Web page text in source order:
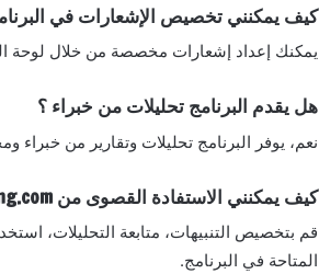
كيف يمكنني تخصيص الإشعارات في
يمكنك إعداد إشعارات مخصصة من خلال لوحة
هل يقدم البرنامج تحليلات من خبراء ؟
نعم، يوفر البرنامج تحليلات وتقارير من
كيف يمكنني الاستفادة القصوى من Investing.com ؟
قم بتخصيص التنبيهات، متابعة التحليلات،
المتاحة في البرنامج.